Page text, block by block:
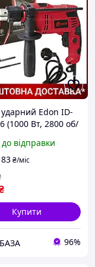
Edon ID-
(1000 Вт, 2800 об/
до відправки
₴/міс
Купити
96%